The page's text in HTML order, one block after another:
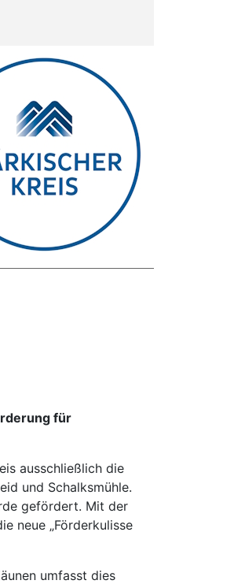
für
ausschließlich die
und Schalksmühle.
gefördert. Mit der
neue „Förderkulisse
umfasst dies